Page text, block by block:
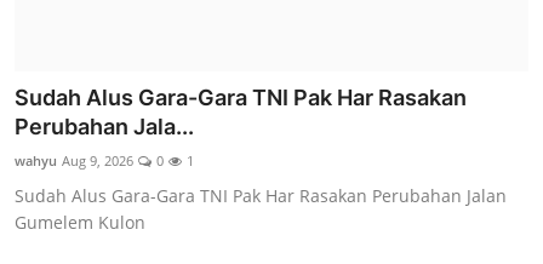
Sudah Alus Gara-Gara TNI Pak Har Rasakan
Perubahan Jala...
wahyu Aug 9, 2026 0 1
Sudah Alus Gara-Gara TNI Pak Har Rasakan Perubahan Jalan
Gumelem Kulon